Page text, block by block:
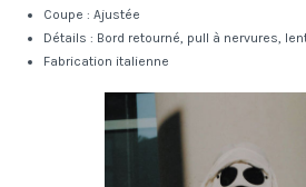
Coupe : Ajustée
Détails : Bord retourné, pull à nervures,
Fabrication italienne